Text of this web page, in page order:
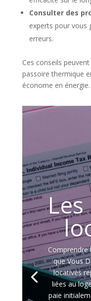
Consulter des
experts pour vous
erreurs.
Ces conseils
passoire thermique
économe en énergie.
Comprendre
que Vous
locatives
liées au
paie